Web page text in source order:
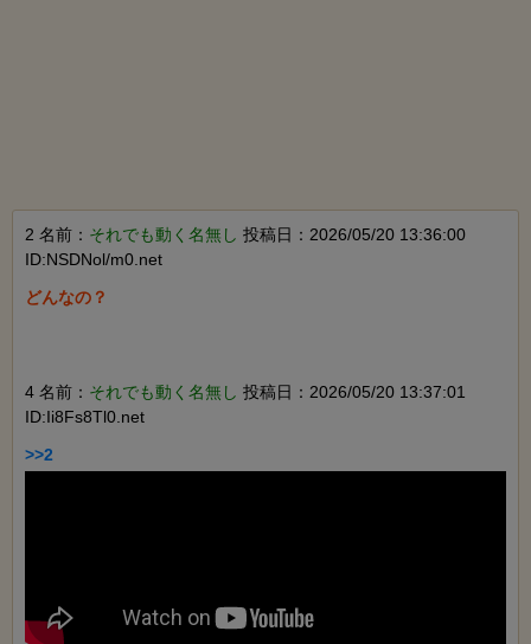
2 名前： それでも動く名無し 投稿日：2026/05/20 13:36:00
ID:NSDNol/m0.net
どんなの？
4 名前： それでも動く名無し 投稿日：2026/05/20 13:37:01
ID:Ii8Fs8Tl0.net